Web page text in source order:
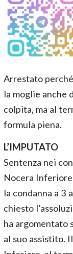
Arrestato
la moglie anche
colpita, ma al
formula piena.
L’IMPUTATO
Sentenza nei
Nocera
la condanna a 3
chiesto
ha argomentato
al suo assistito.